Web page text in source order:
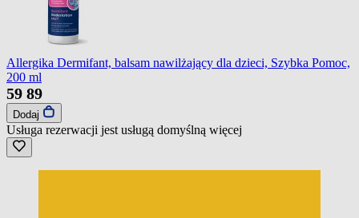
Allergika Dermifant, balsam nawilżający dla dzieci, Szybka Pomoc,
200 ml
59 89
Dodaj
Usługa rezerwacji jest usługą domyślną więcej